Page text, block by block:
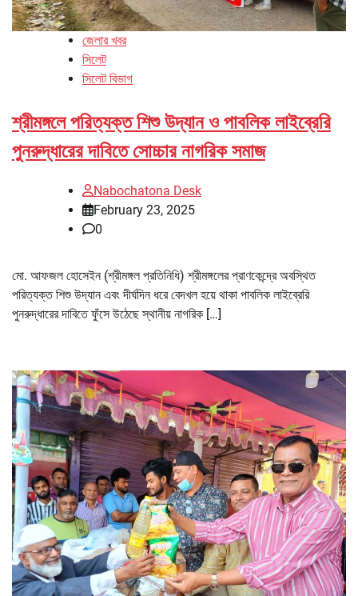
জেলার খবর
সিলেট
সিলেট বিভাগ
শ্রীমঙ্গলে পরিত্যক্ত শিশু উদ্যান ও পাবলিক লাইব্রেরি
পুনরুদ্ধারের দাবিতে সোচ্চার নাগরিক সমাজ
Nabochatona Desk
February 23, 2025
0
মো. আফজল হোসেইন (শ্রীমঙ্গল প্রতিনিধি) শ্রীমঙ্গলের প্রাণকেন্দ্রে অবস্থিত
পরিত্যক্ত শিশু উদ্যান এবং দীর্ঘদিন ধরে বেদখল হয়ে থাকা পাবলিক লাইব্রেরি
পুনরুদ্ধারের দাবিতে ফুঁসে উঠেছে স্থানীয় নাগরিক […]